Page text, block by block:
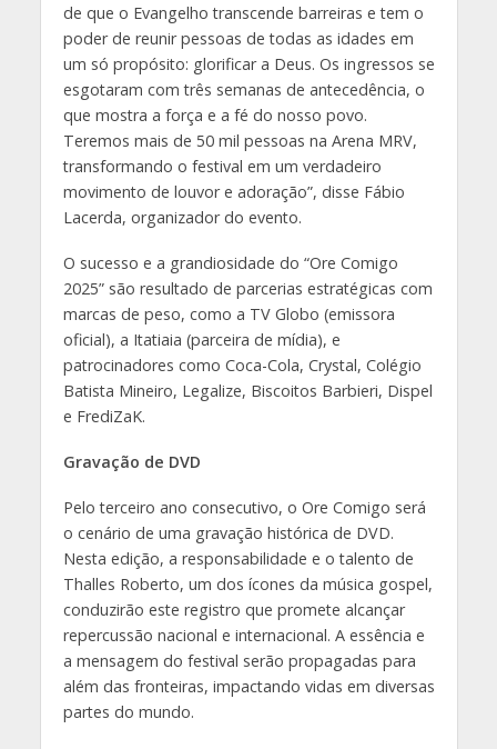
de que o Evangelho transcende barreiras e tem o
poder de reunir pessoas de todas as idades em
um só propósito: glorificar a Deus. Os ingressos se
esgotaram com três semanas de antecedência, o
que mostra a força e a fé do nosso povo.
Teremos mais de 50 mil pessoas na Arena MRV,
transformando o festival em um verdadeiro
movimento de louvor e adoração”, disse Fábio
Lacerda, organizador do evento.
O sucesso e a grandiosidade do “Ore Comigo
2025” são resultado de parcerias estratégicas com
marcas de peso, como a TV Globo (emissora
oficial), a Itatiaia (parceira de mídia), e
patrocinadores como Coca-Cola, Crystal, Colégio
Batista Mineiro, Legalize, Biscoitos Barbieri, Dispel
e FrediZaK.
Gravação de DVD
Pelo terceiro ano consecutivo, o Ore Comigo será
o cenário de uma gravação histórica de DVD.
Nesta edição, a responsabilidade e o talento de
Thalles Roberto, um dos ícones da música gospel,
conduzirão este registro que promete alcançar
repercussão nacional e internacional. A essência e
a mensagem do festival serão propagadas para
além das fronteiras, impactando vidas em diversas
partes do mundo.